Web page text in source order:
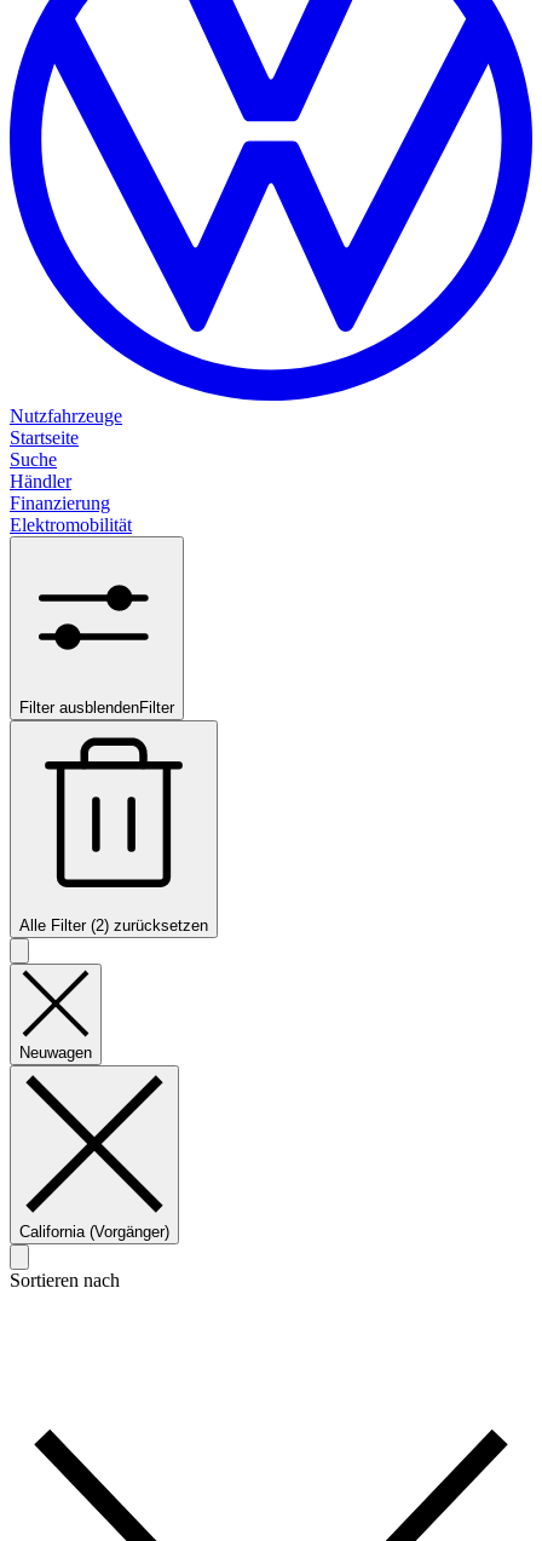
Nutzfahrzeuge
Startseite
Suche
Händler
Finanzierung
Elektromobilität
Filter ausblendenFilter
Alle Filter (2) zurücksetzen
Neuwagen
California (Vorgänger)
Sortieren nach